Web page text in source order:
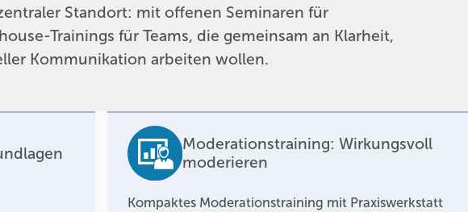
Standort: mit offenen Seminaren für
Trainings für Teams, die gemeinsam an Klarheit,
Kommunikation arbeiten wollen.
Moderationstraining: Wirkungsvoll
moderieren
Kompaktes Moderationstraining mit Praxiswerkstatt